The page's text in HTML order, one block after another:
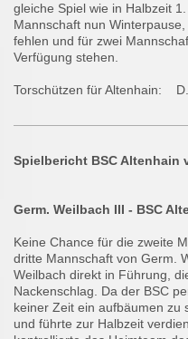
gleiche Spiel wie in Halbzeit
Mannschaft nun
fehlen und für zwei
Verfügung stehen.
Torschützen für Altenhain:
Spielbericht BSC Altenhain
Germ. Weilbach III - BSC
Keine Chance für die zweite
dritte Mannschaft von Germ.
Weilbach direkt in Führung,
Nackenschlag. Da der BSC
keiner Zeit ein aufbäumen zu
und führte zur Halbzeit